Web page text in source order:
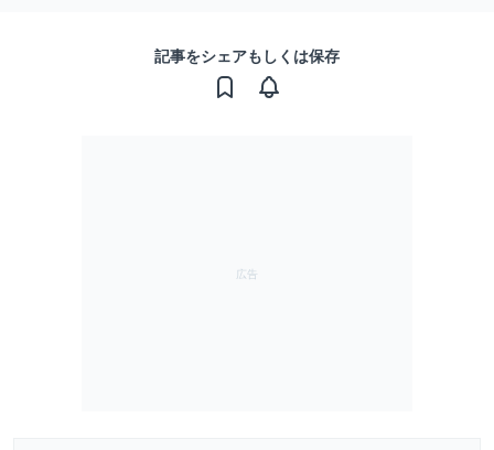
記事をシェアもしくは保存